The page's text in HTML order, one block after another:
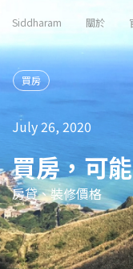
Siddharam 關於
買房
July 26, 2020
買房，可
房貸、裝修價格